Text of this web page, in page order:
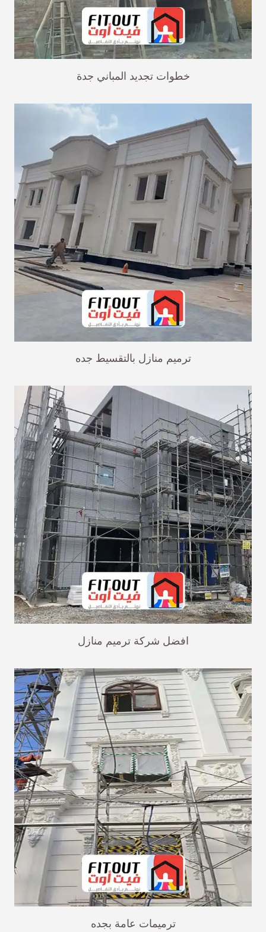
خطوات تجديد المباني جدة
ترميم منازل بالتقسيط جده
افضل شركة ترميم منازل
ترميمات عامة بجده